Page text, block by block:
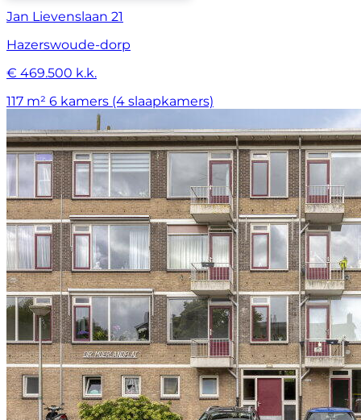
Jan Lievenslaan 21
Hazerswoude-dorp
€ 469.500 k.k.
117 m² 6 kamers (4 slaapkamers)